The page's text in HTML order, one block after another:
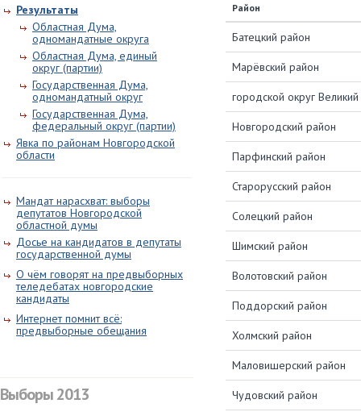
Результаты
Областная Дума,
одномандатные округа
Областная Дума, единый
округ (партии)
Государственная Дума,
одномандатный округ
Государственная Дума,
федеральный округ (партии)
Явка по районам Новгородской
области
Мандат нарасхват: выборы
депутатов Новгородской
областной думы
Досье на кандидатов в депутаты
государственной думы
О чём говорят на предвыборных
теледебатах новгородские
кандидаты
Интернет помнит всё:
предвыборные обещания
Выборы 2013
Район
Батецкий район
Марёвский район
городской округ
Новгородский район
Парфинский район
Старорусский район
Солецкий район
Шимский район
Волотовский район
Поддорский район
Холмский район
Маловишерский район
Чудовский район